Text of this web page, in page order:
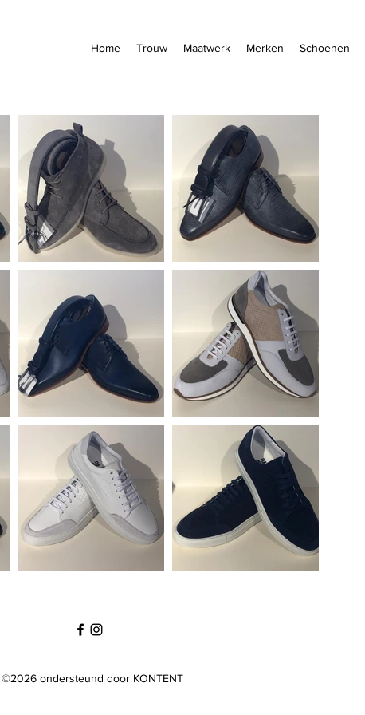
Home Trouw Maatwerk Merken Schoenen
©2026 ondersteund door KONTENT